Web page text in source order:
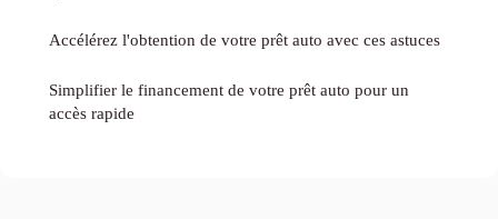
Accélérez l'obtention de votre prêt auto avec ces astuces
Simplifier le financement de votre prêt auto pour un
accès rapide